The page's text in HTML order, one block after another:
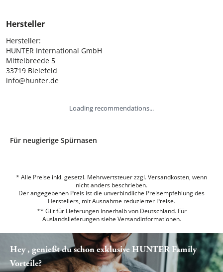
Hersteller
Hersteller:
HUNTER International GmbH
Mittelbreede 5
33719 Bielefeld
info@hunter.de
Loading recommendations...
Für neugierige Spürnasen
* Alle Preise inkl. gesetzl. Mehrwertsteuer zzgl. Versandkosten, wenn
nicht anders beschrieben.
Der angegebenen Preis ist die unverbindliche Preisempfehlung des
Herstellers, mit Ausnahme reduzierter Preise.
** Gilt für Lieferungen innerhalb von Deutschland. Für
Auslandslieferungen siehe Versandinformationen.
Hey , genießt du schon exklusive HUNTER Family
Vorteile?